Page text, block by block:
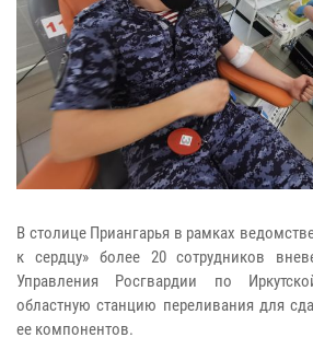
В столице Приангарья в рамках
к сердцу» более 20 сотрудников
Управления Росгвардии по
областную станцию переливания для
ее компонентов.